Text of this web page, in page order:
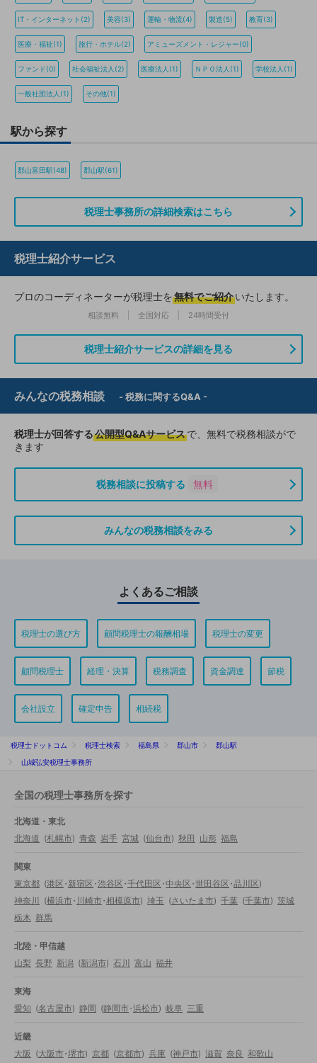
IT・インターネット(2) 美容(3) 運輸・物流(4) 製造(5) 教育(3)
医療・福祉(1) 旅行・ホテル(2) アミューズメント・レジャー(0)
ファンド(0) 社会福祉法人(2) 医療法人(1) ＮＰＯ法人(1) 学校法人(1)
一般社団法人(1) その他(1)
駅から探す
郡山富田駅(48) 郡山駅(61)
税理士事務所の詳細検索はこちら
税理士紹介サービス
プロのコーディネーターが税理士を無料でご紹介いたします。
相談無料 全国対応 24時間受付
税理士紹介サービスの詳細を見る
みんなの税務相談 - 税務に関するQ&A -
税理士が回答する公開型Q&Aサービスで、無料で税務相談がで
きます
税務相談に投稿する 無料
みんなの税務相談をみる
よくあるご相談
税理士の選び方 顧問税理士の報酬相場 税理士の変更
顧問税理士 経理・決算 税務調査 資金調達 節税
会社設立 確定申告 相続税
税理士ドットコム 税理士検索 福島県 郡山市
郡山駅
山城弘安税理士事務所
全国の税理士事務所を探す
北海道・東北
北海道 (札幌市) 青森 岩手 宮城 (仙台市) 秋田 山形 福島
関東
東京都 (港区・新宿区・渋谷区・千代田区・中央区・世田谷区・品川区)
神奈川
(横浜市・川崎市・相模原市) 埼玉 (さいたま市) 千葉 (千葉市) 茨城
栃木 群馬
北陸・甲信越
山梨 長野 新潟 (新潟市) 石川 富山 福井
東海
愛知 (名古屋市) 静岡 (静岡市・浜松市) 岐阜 三重
近畿
大阪 (大阪市・堺市) 京都 (京都市) 兵庫 (神戸市) 滋賀 奈良 和歌山